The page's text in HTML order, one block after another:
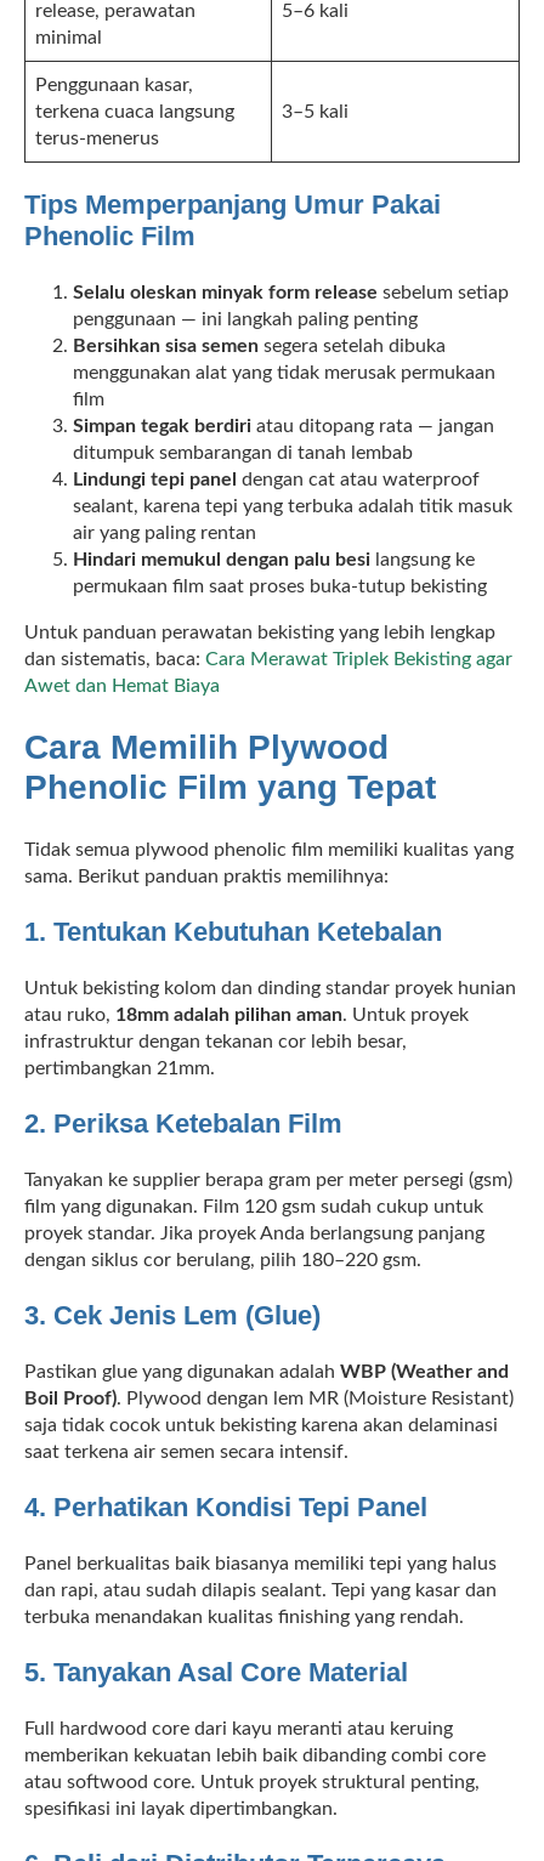
release, perawatan
minimal
5–6 kali
Penggunaan kasar,
terkena cuaca langsung
terus-menerus
3–5 kali
Tips Memperpanjang Umur Pakai
Phenolic Film
Selalu oleskan minyak form release sebelum setiap
penggunaan — ini langkah paling penting
Bersihkan sisa semen segera setelah dibuka
menggunakan alat yang tidak merusak permukaan
film
Simpan tegak berdiri atau ditopang rata — jangan
ditumpuk sembarangan di tanah lembab
Lindungi tepi panel dengan cat atau waterproof
sealant, karena tepi yang terbuka adalah titik masuk
air yang paling rentan
Hindari memukul dengan palu besi langsung ke
permukaan film saat proses buka-tutup bekisting
Untuk panduan perawatan bekisting yang lebih lengkap
dan sistematis, baca: Cara Merawat Triplek Bekisting agar
Awet dan Hemat Biaya
Cara Memilih Plywood
Phenolic Film yang Tepat
Tidak semua plywood phenolic film memiliki kualitas yang
sama. Berikut panduan praktis memilihnya:
1. Tentukan Kebutuhan Ketebalan
Untuk bekisting kolom dan dinding standar proyek hunian
atau ruko, 18mm adalah pilihan aman. Untuk proyek
infrastruktur dengan tekanan cor lebih besar,
pertimbangkan 21mm.
2. Periksa Ketebalan Film
Tanyakan ke supplier berapa gram per meter persegi (gsm)
film yang digunakan. Film 120 gsm sudah cukup untuk
proyek standar. Jika proyek Anda berlangsung panjang
dengan siklus cor berulang, pilih 180–220 gsm.
3. Cek Jenis Lem (Glue)
Pastikan glue yang digunakan adalah WBP (Weather and
Boil Proof). Plywood dengan lem MR (Moisture Resistant)
saja tidak cocok untuk bekisting karena akan delaminasi
saat terkena air semen secara intensif.
4. Perhatikan Kondisi Tepi Panel
Panel berkualitas baik biasanya memiliki tepi yang halus
dan rapi, atau sudah dilapis sealant. Tepi yang kasar dan
terbuka menandakan kualitas finishing yang rendah.
5. Tanyakan Asal Core Material
Full hardwood core dari kayu meranti atau keruing
memberikan kekuatan lebih baik dibanding combi core
atau softwood core. Untuk proyek struktural penting,
spesifikasi ini layak dipertimbangkan.